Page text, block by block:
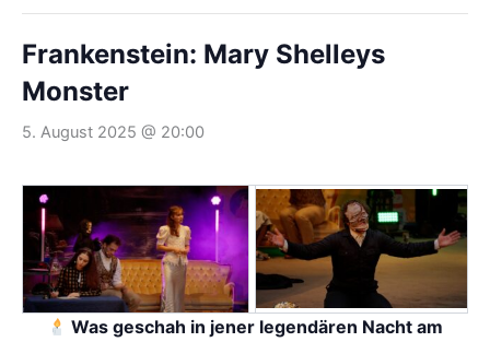
Frankenstein: Mary Shelleys
Monster
5. August 2025 @ 20:00
Was geschah in jener legendären Nacht am